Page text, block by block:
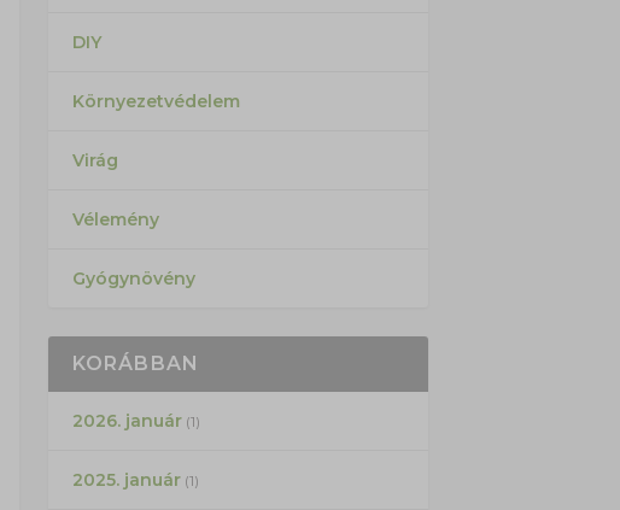
DIY
Környezetvédelem
Virág
Vélemény
Gyógynövény
KORÁBBAN
2026. január(1)
2025. január(1)